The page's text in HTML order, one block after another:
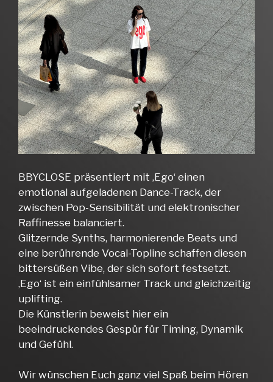
BBYCLOSE präsentiert mit ‚Ego‘ einen
emotional aufgeladenen Dance-Track, der
zwischen Pop-Sensibilität und elektronischer
Raffinesse balanciert.
Glitzernde Synths, harmonierende Beats und
eine berührende Vocal-Topline schaffen diesen
bittersüßen Vibe, der sich sofort festsetzt.
‚Ego‘ ist ein einfühlsamer Track und gleichzeitig
uplifting.
Die Künstlerin beweist hier ein
beeindruckendes Gespür für Timing, Dynamik
und Gefühl.
Wir wünschen Euch ganz viel Spaß beim Hören